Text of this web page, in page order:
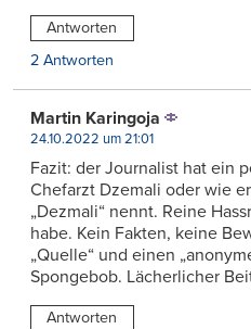
Antworten
2 Antworten
Martin Karingoja
24.10.2022 um 21:01
Fazit: der Journalist hat ein
Chefarzt Dzemali oder wie
„Dezmali“ nennt. Reine
habe. Kein Fakten, keine
„Quelle“ und einen
Spongebob. Lächerlicher
Antworten